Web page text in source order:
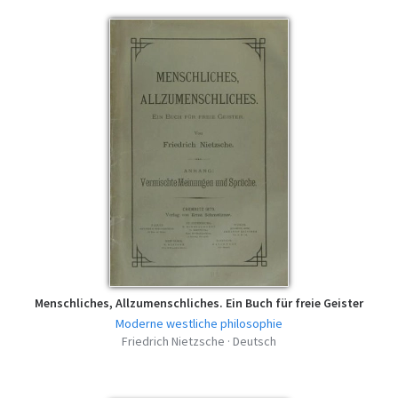
Menschliches, Allzumenschliches. Ein Buch für freie Geister
Moderne westliche philosophie
Friedrich Nietzsche · Deutsch